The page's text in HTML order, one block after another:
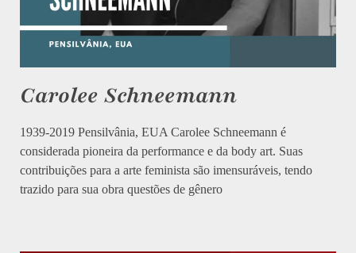
Carolee Schneemann
1939-2019 Pensilvânia, EUA Carolee Schneemann é
considerada pioneira da performance e da body art. Suas
contribuições para a arte feminista são imensuráveis, tendo
trazido para sua obra questões de gênero